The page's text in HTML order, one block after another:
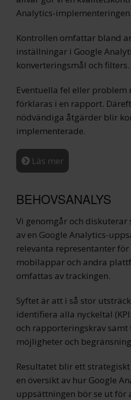
Analytics-implementeringen.
Kontrollen omfattar bland
inställningar i Google
konverteringsmål och filters.
Eventuella fel eller problem
förklaras i en rapport.
nödvändiga åtgärder blir
implementerade.
Läs mer
BEHOVSANALYS
Vi genomgår och
av en Google Analytics-
relevanta representanter för
mobilappar och andra
omfattas av trackingen.
Syftet är att i så stor
identifiera alla nyckeltal
och rapporteringskrav samt
möjligheter och
Resultatet blir ett
en översikt av hur Google
uppsättningen bör se ut för